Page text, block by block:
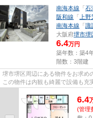
南海本線 「 石
阪和線 「 上野
南海本線 「 諏
大阪府堺市堺
6.4万円
築年数：築4
階数：3階建
堺市堺区周辺にある物件をお求め
この物件は内観も綺麗で設備も充
6.4
(管理